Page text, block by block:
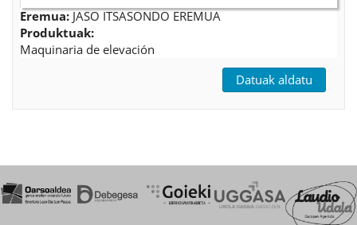
Eremua: JASO ITSASONDO EREMUA
Produktuak:
Maquinaria de elevación
Datuak aldatu